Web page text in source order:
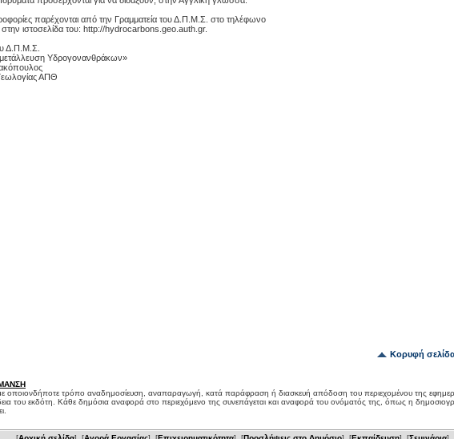
παρέχονται από την Γραμματεία του Δ.Π.Μ.Σ. στο τηλέφωνο
ιστοσελίδα του: http://hydrocarbons.geo.auth.gr.
Δ.Π.Μ.Σ.
Υδρογονανθράκων»
ΑΠΘ
Κορυφή
οποιονδήποτε τρόπο αναδημοσίευση, αναπαραγωγή, κατά παράφραση ή διασκευή απόδοση του περιεχομένου της
του εκδότη. Κάθε δημόσια αναφορά στο περιεχόμενο της συνεπάγεται και αναφορά του ονόματός της, όπως η